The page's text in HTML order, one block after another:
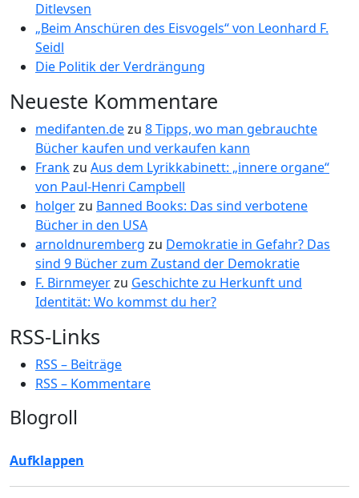
Ditlevsen
„Beim Anschüren des Eisvogels“ von Leonhard F.
Seidl
Die Politik der Verdrängung
Neueste Kommentare
medifanten.dezu 8 Tipps, wo man gebrauchte
Bücher kaufen und verkaufen kann
Frankzu Aus dem Lyrikkabinett: „innere organe“
von Paul-Henri Campbell
holgerzu Banned Books: Das sind verbotene
Bücher in den USA
arnoldnuremberg zu Demokratie in Gefahr? Das
sind 9 Bücher zum Zustand der Demokratie
F. Birnmeyerzu Geschichte zu Herkunft und
Identität: Wo kommst du her?
RSS-Links
RSS – Beiträge
RSS – Kommentare
Blogroll
Aufklappen